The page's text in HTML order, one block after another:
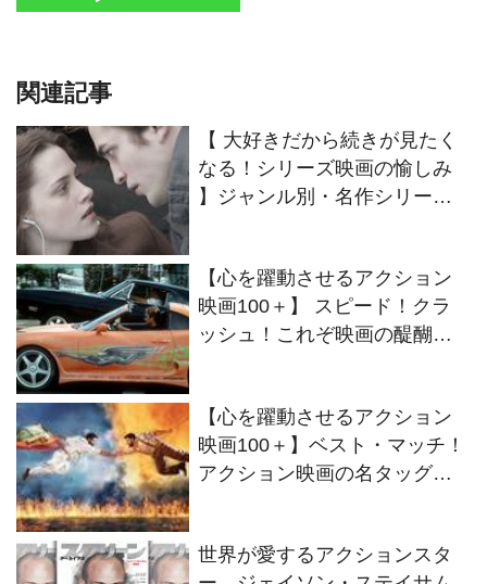
関連記事
【 大好きだから続きが見たく
なる！シリーズ映画の愉しみ
】ジャンル別・名作シリーズ
【心を躍動させるアクション
映画100＋】 スピード！クラ
ッシュ！これぞ映画の醍醐
【心を躍動させるアクション
映画100＋】ベスト・マッチ！
アクション映画の名タッグ！
世界が愛するアクションスタ